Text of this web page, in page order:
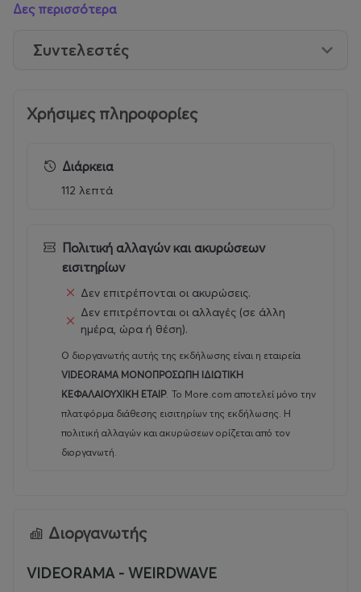
Υποψήφια για το Βραβείο LUX του Ευρωπαϊκού
Δες περισσότερα
Συντελεστές
Χρήσιμες πληροφορίες
Διάρκεια
112 λεπτά
Πολιτική αλλαγών και ακυρώσεων
εισιτηρίων
Δεν επιτρέπονται οι ακυρώσεις.
Δεν επιτρέπονται οι αλλαγές (σε άλλη
ημέρα, ώρα ή θέση).
Ο διοργανωτής αυτής της εκδήλωσης είναι η εταιρεία
VIDEORAMA ΜΟΝΟΠΡΟΣΩΠΗ ΙΔΙΩΤΙΚΗ
ΚΕΦΑΛΑΙΟΥΧΙΚΗ ΕΤΑΙΡ. Το More.com αποτελεί μόνο την
πλατφόρμα διάθεσης εισιτηρίων της εκδήλωσης. Η
πολιτική αλλαγών και ακυρώσεων ορίζεται από τον
διοργανωτή.
Διοργανωτής
VIDEORAMA - WEIRDWAVE